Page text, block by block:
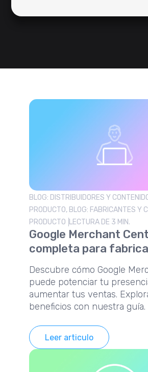
BLOG: DISTRIBUIDORES Y
PRODUCTO, BLOG: FABRICANTES Y
PRODUCTO LECTURA DE 3 MIN.
Google Merchant
completa para
Descubre cómo Google
puede potenciar tu
aumentar tus ventas.
beneficios con nuestra guía.
Leer articulo